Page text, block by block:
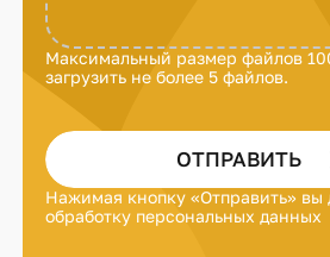
Максимальный размер файлов
загрузить не более 5 файлов.
ОТПРАВИТЬ
Нажимая кнопку «Отправить» вы
обработку персональных данных